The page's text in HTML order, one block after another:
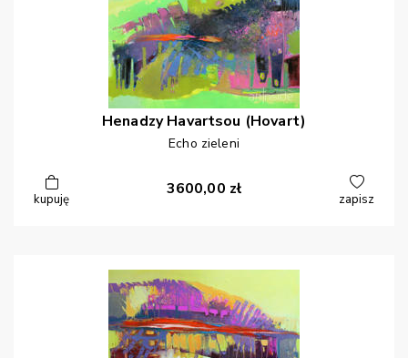
Henadzy Havartsou (Hovart)
Echo zieleni
kupuję
3600,00 zł
zapisz